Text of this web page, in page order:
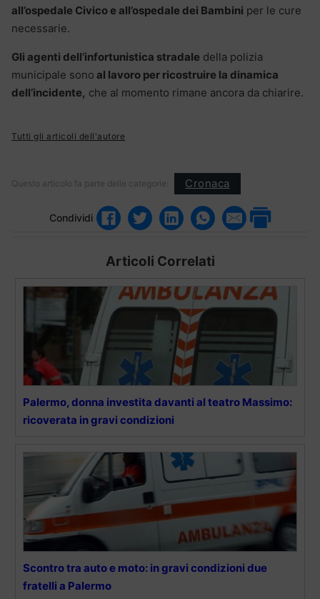
all’ospedale Civico e all’ospedale dei Bambini per le cure
necessarie.
Gli agenti dell’infortunistica stradale della polizia
municipale sono al lavoro per ricostruire la dinamica
dell’incidente, che al momento rimane ancora da chiarire.
Tutti gli articoli dell'autore
Questo articolo fa parte delle categorie: Cronaca
Condividi
Articoli Correlati
Palermo, donna investita davanti al teatro Massimo:
ricoverata in gravi condizioni
Scontro tra auto e moto: in gravi condizioni due
fratelli a Palermo